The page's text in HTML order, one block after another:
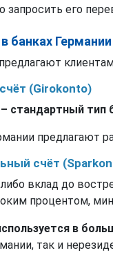
его
банках Германии
(Girokonto)
стандартный тип
предлагают
счёт
вклад до
процентом,
в
так и